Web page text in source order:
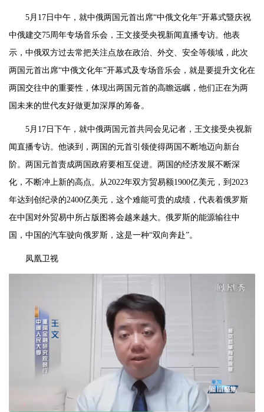
5月17日中午，就中俄两国元首出席“中俄文化年”开幕式暨庆祝
中俄建交75周年专场音乐会，王文接受央视新闻直播专访。他表
示，中俄双方过去常把关注点放在政治、外交、安全等领域，此次
两国元首出席“中俄文化年”开幕式及专场音乐会，就是要提升文化在
两国交往中的重要性，体现出两国元首的高瞻远瞩，他们正在为两
国未来的世代友好做更加深厚的筹备。
5月17日下午，就中俄两国元首共同会见记者，王文接受央视新
闻直播专访。他谈到，两国的元首引领使得两国不断地迈向新台
阶。两国元首责成两国政府要相互促进。两国的经济发展不断深
化，不断冲上新的高点。从2022年双方贸易额1900亿美元，到2023
年达到创纪录的2400亿美元，这个难能可贵的成绩，代表着俄罗斯
在中国对外贸易中所占版图将会越来越大。俄罗斯的能源输往中
国，中国的汽车驶向俄罗斯，这是一种“双向奔赴”。
凤凰卫视